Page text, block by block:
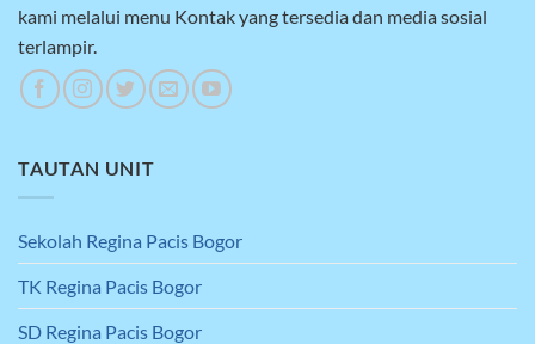
kami melalui menu Kontak yang tersedia dan media sosial
terlampir.
TAUTAN UNIT
Sekolah Regina Pacis Bogor
TK Regina Pacis Bogor
SD Regina Pacis Bogor